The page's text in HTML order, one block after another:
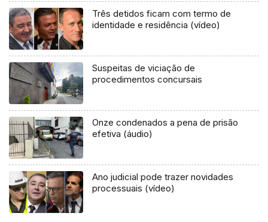
Três detidos ficam com termo de
identidade e residência (vídeo)
Suspeitas de viciação de
procedimentos concursais
Onze condenados a pena de prisão
efetiva (áudio)
Ano judicial pode trazer novidades
processuais (vídeo)